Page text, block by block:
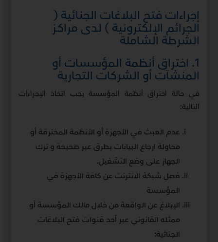
إجراءات فتح البلاغات الجنائية (
الجرائم الإلكترونية ) لدى مراكـز
الشرطة الشاملة
1. اختراق أنظمة المؤسسات أو
المنشآت أو الشركات التجارية
في حالة اختراق أنظمة المؤسسة يجب اتخاذ الإجراءات
التالية:
عدم العبث في الأجهزة أو الأنظمة المخترقة أو
محاولة ارجاع البيانات بطرق غير صحيحة و ترك
الجهاز على وضع التشغيل.
فصل شبكة الانترنت عن كافة الأجهزة في
المؤسسة
الإبلاغ عن الواقعة من خلال مالك المؤسسة أو
ممثله القانوني عبر أحد قنوات فتح البلاغات
الجنائية: